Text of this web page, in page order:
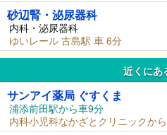
砂辺腎・泌尿器科
内科・泌尿器科
ゆいレール 古島駅 車 6分
近くにあ
サンアイ薬局 ぐすくま
浦添前田駅から車9分
内科小児科なかざとクリニックか